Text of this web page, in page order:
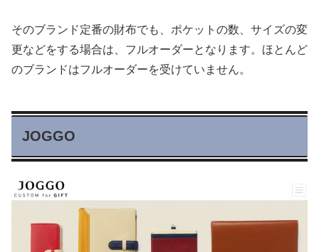
そのブランド定番の財布でも、ポケットの数、サイズの変
更などをする場合は、フルオーダーとなります。ほとんど
のブランドはフルオーダーを受けていません。
JOGGO